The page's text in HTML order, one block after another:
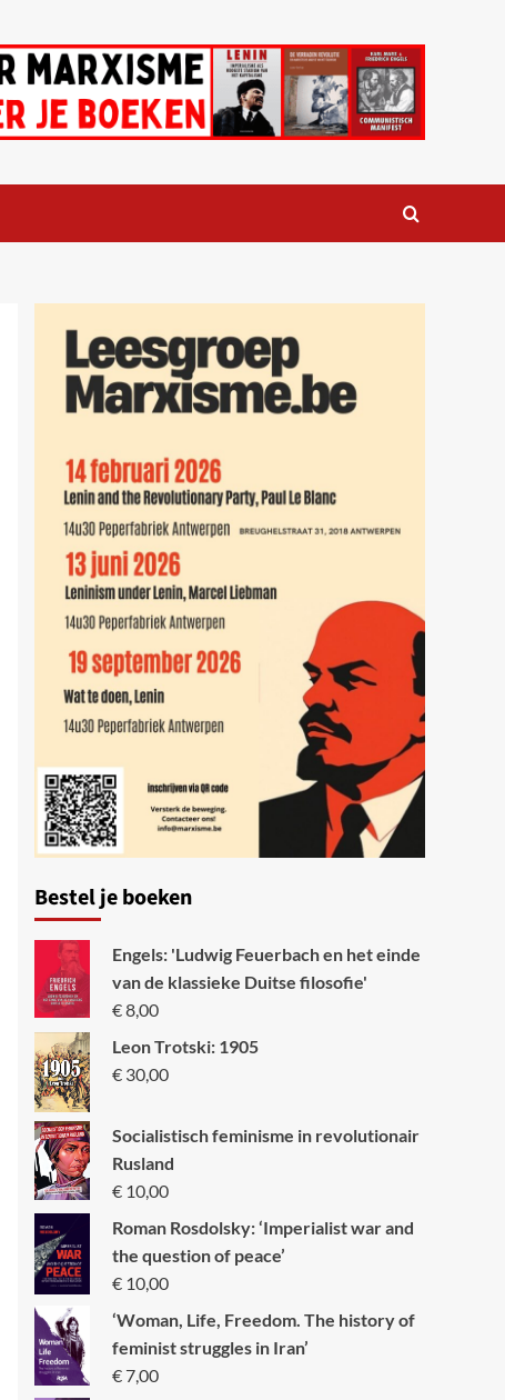
Bestel je boeken
Engels: 'Ludwig Feuerbach en het einde
van de klassieke Duitse filosofie'
€8,00
Leon Trotski: 1905
€30,00
Socialistisch feminisme in revolutionair
Rusland
€10,00
Roman Rosdolsky: ‘Imperialist war and
the question of peace’
€10,00
‘Woman, Life, Freedom. The history of
feminist struggles in Iran’
€7,00